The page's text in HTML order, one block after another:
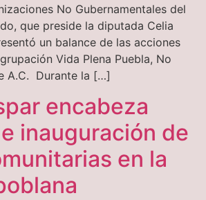
No Gubernamentales del
que preside la diputada Celia
un balance de las acciones
Vida Plena Puebla, No
A.C. Durante la […]
encabeza
inauguración de
en la